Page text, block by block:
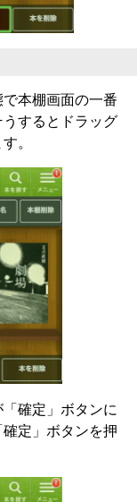
本棚画面の一番
するとドラッグ
。
確定」ボタンに
定」ボタンを押